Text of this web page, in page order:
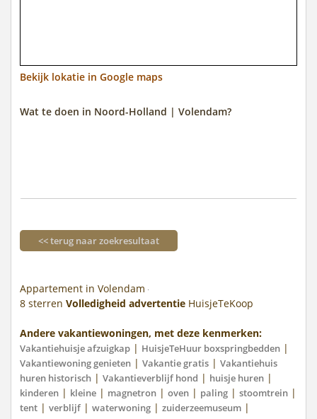
Bekijk lokatie in Google maps
Wat te doen in Noord-Holland | Volendam?
<< terug naar zoekresultaat
Appartement in Volendam
8 sterren Volledigheid advertentie HuisjeTeKoop
Andere vakantiewoningen, met deze kenmerken:
Vakantiehuisje afzuigkap | HuisjeTeHuur boxspringbedden |
Vakantiewoning genieten | Vakantie gratis | Vakantiehuis
huren historisch | Vakantieverblijf hond | huisje huren |
kinderen | kleine | magnetron | oven | paling | stoomtrein |
tent | verblijf | waterwoning | zuiderzeemuseum |